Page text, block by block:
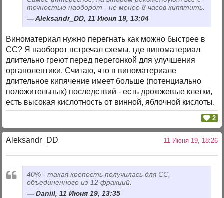
точностью наоборот - не менее 8 часов кипятить.
Aleksandr_DD, 11 Июня 19, 13:04
Виноматериал нужно перегнать как можно быстрее в
СС? Я наоборот встречал схемы, где виноматериал
длительно греют перед перегонкой для улучшения
органолептики. Считаю, что в виноматериале
длительное кипячение имеет больше (потенциально
положительных) последствий - есть дрожжевые клетки,
есть высокая кислотность от винной, яблочной кислоты.
2
Aleksandr_DD 11 Июня 19, 18:26
40% - такая крепость получилась для СС,
объединенного из 12 фракций.
Daniil, 11 Июня 19, 13:35